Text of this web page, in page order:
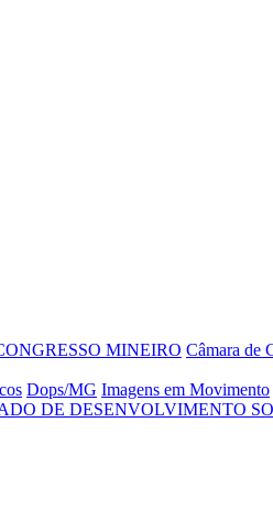
MINEIRO Câmara de
Dops/MG Imagens em Movimento
DE DESENVOLVIMENTO